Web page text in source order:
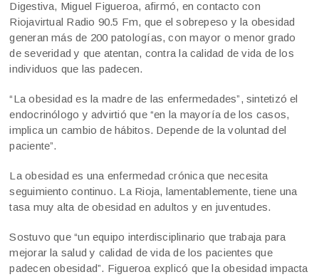
Digestiva, Miguel Figueroa, afirmó, en contacto con
Riojavirtual Radio 90.5 Fm, que el sobrepeso y la obesidad
generan más de 200 patologías, con mayor o menor grado
de severidad y que atentan, contra la calidad de vida de los
individuos que las padecen.
“La obesidad es la madre de las enfermedades”, sintetizó el
endocrinólogo y advirtió que “en la mayoría de los casos,
implica un cambio de hábitos. Depende de la voluntad del
paciente”.
La obesidad es una enfermedad crónica que necesita
seguimiento continuo. La Rioja, lamentablemente, tiene una
tasa muy alta de obesidad en adultos y en juventudes.
Sostuvo que “un equipo interdisciplinario que trabaja para
mejorar la salud y calidad de vida de los pacientes que
padecen obesidad”. Figueroa explicó que la obesidad impacta